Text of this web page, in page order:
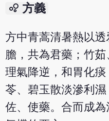
bubble_chart 方義
方中青蒿清暑熱以
膽，共為君藥；竹
理氣降逆，和胃化
苓、碧玉散淡滲利
佐、使藥。合而成